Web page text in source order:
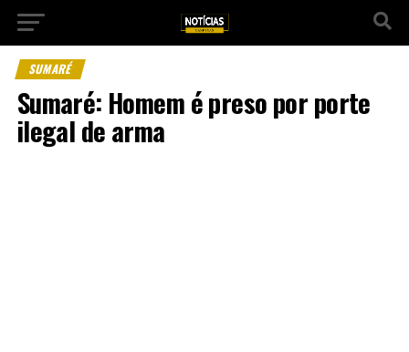
SUMARÉ
Sumaré: Homem é preso por porte
ilegal de arma